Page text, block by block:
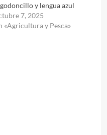
y lengua azul
7, 2025
«Agricultura y Pesca»